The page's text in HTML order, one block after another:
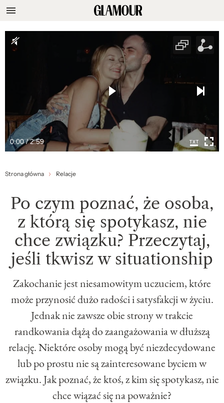
0:00 / 2:59
Strona główna Relacje
Po czym poznać, że osoba,
z którą się spotykasz, nie
chce związku? Przeczytaj,
jeśli tkwisz w situationship
Zakochanie jest niesamowitym uczuciem, które
może przynosić dużo radości i satysfakcji w życiu.
Jednak nie zawsze obie strony w trakcie
randkowania dążą do zaangażowania w dłuższą
relację. Niektóre osoby mogą być niezdecydowane
lub po prostu nie są zainteresowane byciem w
związku. Jak poznać, że ktoś, z kim się spotykasz, nie
chce wiązać się na poważnie?